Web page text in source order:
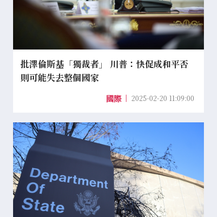
批澤倫斯基「獨裁者」 川普：快促成和平否
則可能失去整個國家
國際 2025-02-20 11:09:00